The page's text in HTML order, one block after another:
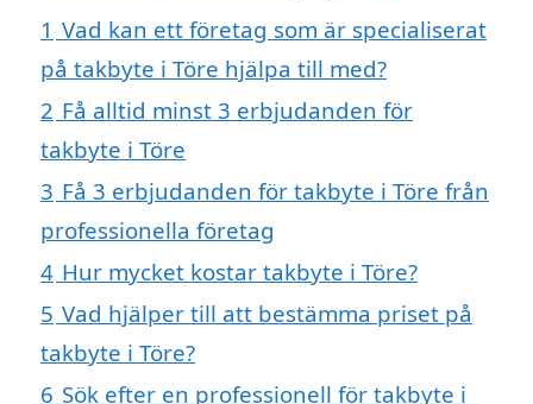
1 Vad kan ett företag som är specialiserat
på takbyte i Töre hjälpa till med?
2 Få alltid minst 3 erbjudanden för
takbyte i Töre
3 Få 3 erbjudanden för takbyte i Töre från
professionella företag
4 Hur mycket kostar takbyte i Töre?
5 Vad hjälper till att bestämma priset på
takbyte i Töre?
6 Sök efter en professionell för takbyte i